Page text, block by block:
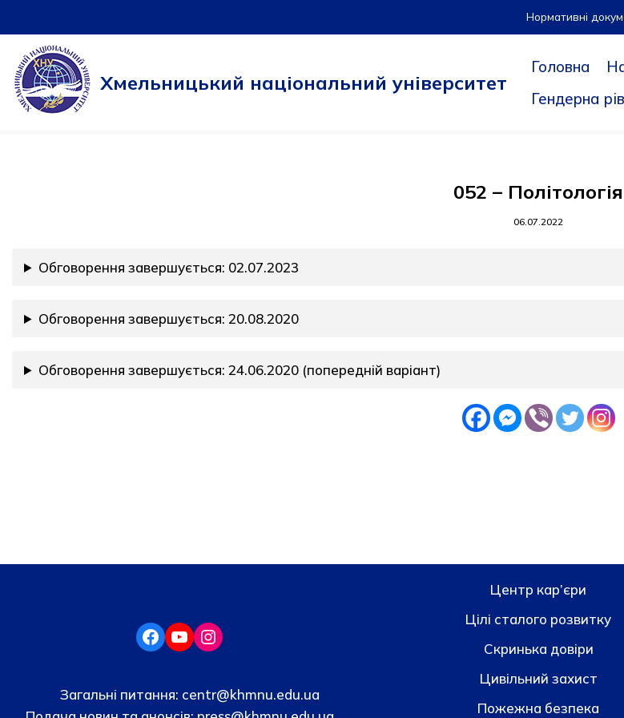
Перейти
до
вмісту
Нормативні
Хмельницький національний університет
Головна
Гендерна
052 – Політологія
06.07.2022
Обговорення завершується: 02.07.2023
Обговорення завершується: 20.08.2020
Обговорення завершується: 24.06.2020 (попередній варіант)
Загальні питання: centr@khmnu.edu.ua
Центр кар’єри
Цілі сталого розвитку
Скринька довiри
Цивільний захист
Пожежна безпека